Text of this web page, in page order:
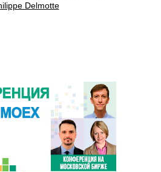
Delmotte